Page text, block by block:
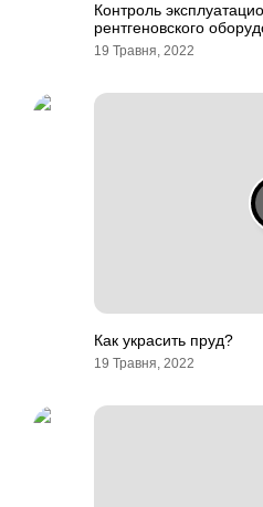
Контроль
рентгеновского
19 Травня, 2022
Как украсить пруд?
19 Травня, 2022